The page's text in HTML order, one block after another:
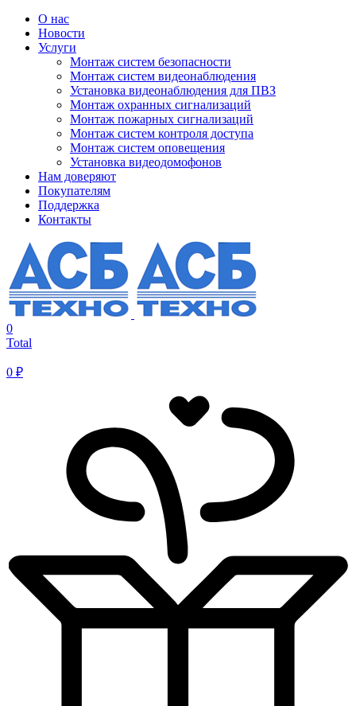
О нас
Новости
Услуги
Монтаж систем безопасности
Монтаж систем видеонаблюдения
Установка видеонаблюдения для ПВЗ
Монтаж охранных сигнализаций
Монтаж пожарных сигнализаций
Монтаж систем контроля доступа
Монтаж систем оповещения
Установка видеодомофонов
Нам доверяют
Покупателям
Поддержка
Контакты
0
Total
0 ₽